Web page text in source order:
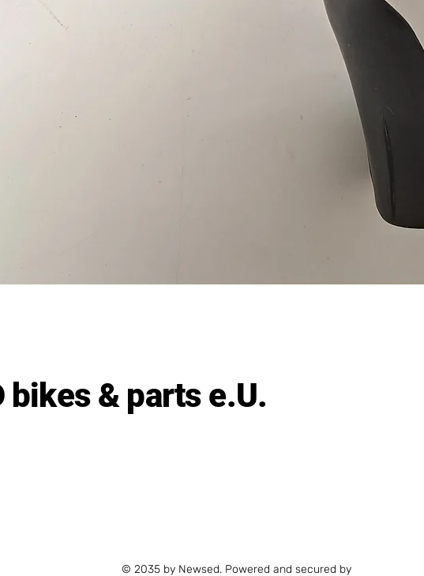
bikes & parts e.U.
© 2035 by Newsed. Powered and secured by